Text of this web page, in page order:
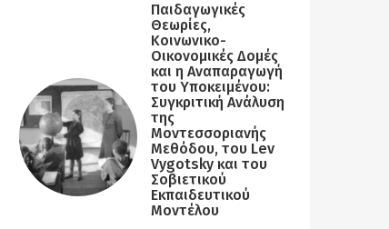
Παιδαγωγικές
Θεωρίες,
Κοινωνικο-
Οικονομικές Δομές
και η Αναπαραγωγή
του Υποκειμένου:
Συγκριτική Ανάλυση
της
Μοντεσσοριανής
Μεθόδου, του Lev
Vygotsky και του
Σοβιετικού
Εκπαιδευτικού
Μοντέλου